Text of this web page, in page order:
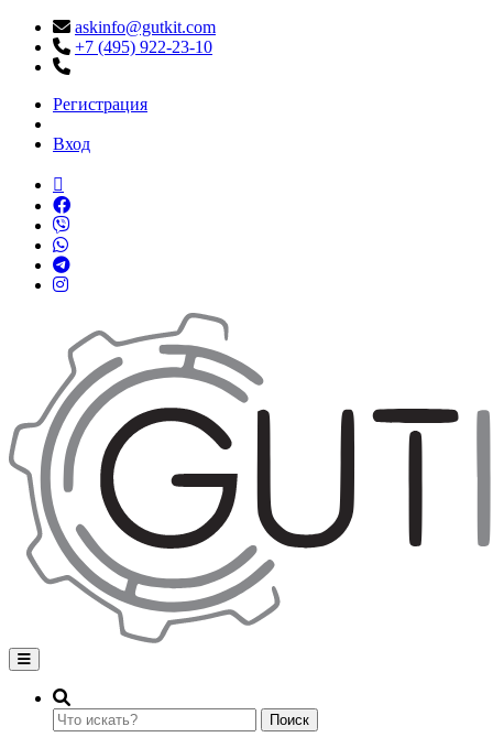
askinfo@gutkit.com
+7 (495) 922-23-10
Регистрация
Вход
Переключение навигации
Поиск